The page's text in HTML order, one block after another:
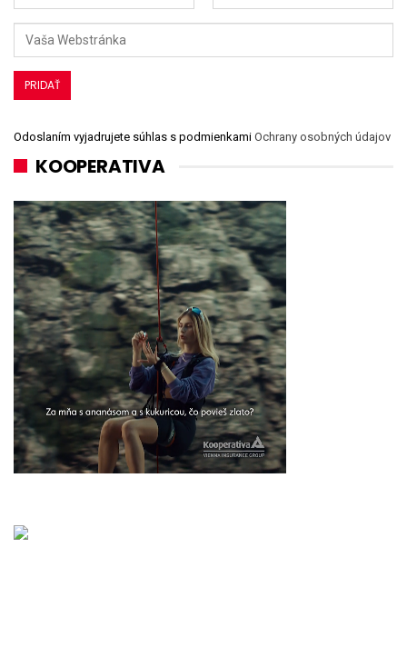
Odoslaním vyjadrujete súhlas s podmienkami Ochrany osobných údajov
KOOPERATIVA